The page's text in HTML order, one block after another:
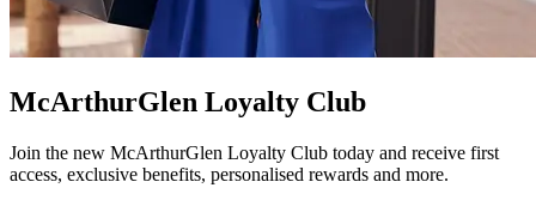
McArthurGlen Loyalty Club
Join the new McArthurGlen Loyalty Club today and receive first
access, exclusive benefits, personalised rewards and more.